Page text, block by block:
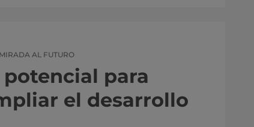
AL FUTURO
potencial para
el desarrollo